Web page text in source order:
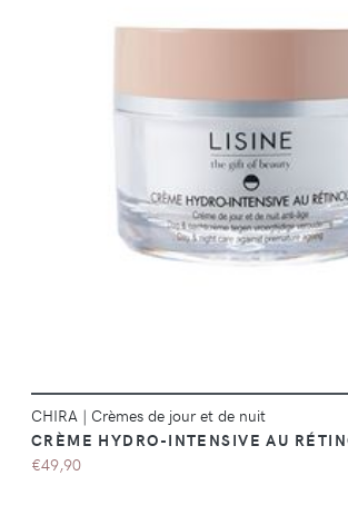
DÉTAILS
CHIRA | Crèmes de jour et de nuit
CRÈME HYDRO-INTENSIVE AU
€49,90